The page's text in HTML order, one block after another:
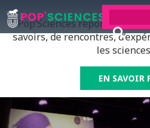
Pop’Sciences répond à tous
savoirs, de rencontres,
les
EN SAVOIR